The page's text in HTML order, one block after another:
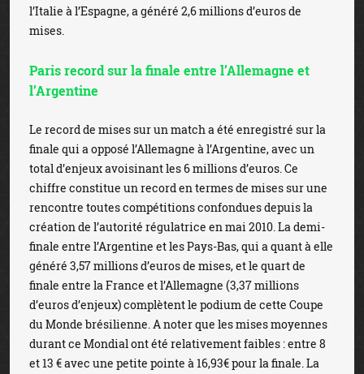
l’Italie à l’Espagne, a généré 2,6 millions d’euros de
mises.
Paris record sur la finale entre l’Allemagne et
l’Argentine
Le record de mises sur un match a été enregistré sur la
finale qui a opposé l’Allemagne à l’Argentine, avec un
total d’enjeux avoisinant les 6 millions d’euros. Ce
chiffre constitue un record en termes de mises sur une
rencontre toutes compétitions confondues depuis la
création de l’autorité régulatrice en mai 2010. La demi-
finale entre l’Argentine et les Pays-Bas, qui a quant à elle
généré 3,57 millions d’euros de mises, et le quart de
finale entre la France et l’Allemagne (3,37 millions
d’euros d’enjeux) complètent le podium de cette Coupe
du Monde brésilienne. A noter que les mises moyennes
durant ce Mondial ont été relativement faibles : entre 8
et 13 € avec une petite pointe à 16,93€ pour la finale. La